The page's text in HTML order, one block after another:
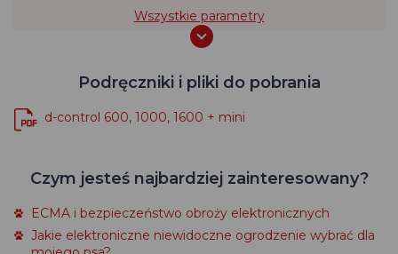
Wszystkie parametry
Podręczniki i pliki do pobrania
d-control 600, 1000, 1600 + mini
Czym jesteś najbardziej zainteresowany?
ECMA i bezpieczeństwo obroży elektronicznych
Jakie elektroniczne niewidoczne ogrodzenie wybrać dla